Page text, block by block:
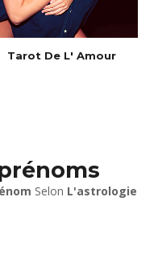
Tarot De L' Amour
Selon L'astrologie